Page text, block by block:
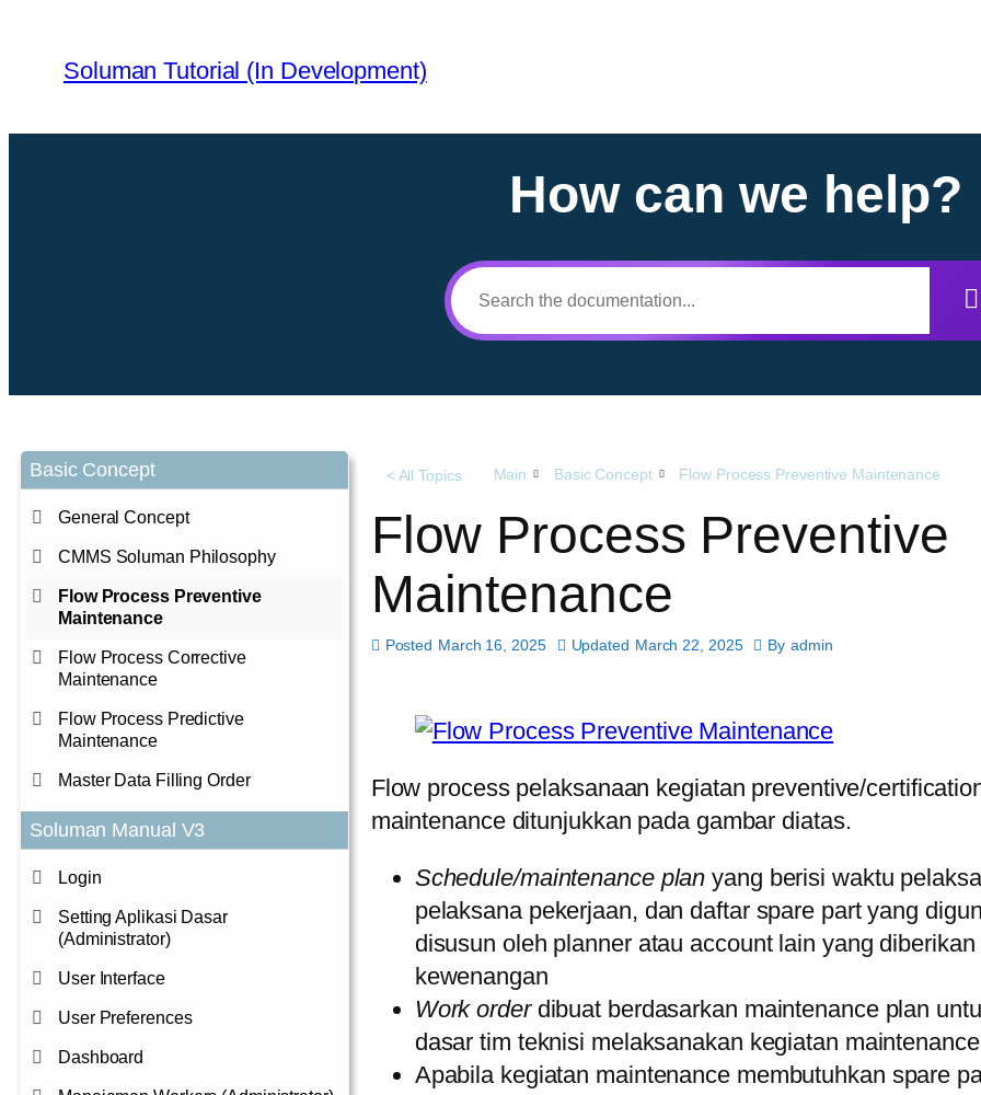
Soluman Tutorial (In Development)
How can we help?
Basic Concept
General Concept
CMMS Soluman Philosophy
Flow Process Preventive
Maintenance
Flow Process Corrective
Maintenance
Flow Process Predictive
Maintenance
Master Data Filling Order
Soluman Manual V3
Login
Setting Aplikasi Dasar
(Administrator)
User Interface
User Preferences
Dashboard
< All Topics Main Basic Concept Flow Process Preventive Maintenance
Flow Process Preventive
Maintenance
Posted March 16, 2025 Updated March 22, 2025 By admin
Flow process pelaksanaan kegiatan preventive/
maintenance ditunjukkan pada gambar diatas.
Schedule/maintenance plan yang berisi waktu
pelaksana pekerjaan, dan daftar spare part yang
disusun oleh planner atau account lain yang diberikan
kewenangan
Work orderdibuat berdasarkan maintenance plan
dasar tim teknisi melaksanakan kegiatan maintenance
Apabila kegiatan maintenance membutuhkan spare